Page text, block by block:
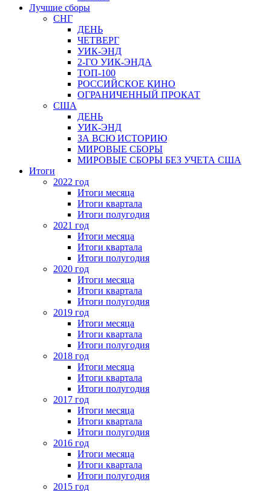
Лучшие сборы
СНГ
ДЕНЬ
ЧЕТВЕРГ
УИК-ЭНД
2-ГО УИК-ЭНДА
ТОП-100
РОССИЙСКОЕ КИНО
ОГРАНИЧЕННЫЙ ПРОКАТ
США
ДЕНЬ
УИК-ЭНД
ЗА ВСЮ ИСТОРИЮ
МИРОВЫЕ СБОРЫ
МИРОВЫЕ СБОРЫ БЕЗ УЧЕТА США
Итоги
2022 год
Итоги месяца
Итоги квартала
Итоги полугодия
2021 год
Итоги месяца
Итоги квартала
Итоги полугодия
2020 год
Итоги месяца
Итоги квартала
Итоги полугодия
2019 год
Итоги месяца
Итоги квартала
Итоги полугодия
2018 год
Итоги месяца
Итоги квартала
Итоги полугодия
2017 год
Итоги месяца
Итоги квартала
Итоги полугодия
2016 год
Итоги месяца
Итоги квартала
Итоги полугодия
2015 год